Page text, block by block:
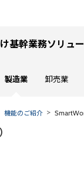
基幹業務ソリュ
製造業 卸売業
機能のご紹介